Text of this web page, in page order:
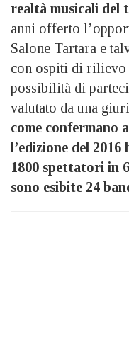
realtà musicali
anni offerto
Salone Tartara e
con ospiti di rilievo
possibilità di
valutato da una
come confermano
l’edizione del
1800 spettatori in
sono esibite 24